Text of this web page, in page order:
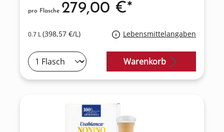
0.7 L(398,57 €/L) Lebensmittelangaben
pro Flasche 279,00 €*
Warenkorb